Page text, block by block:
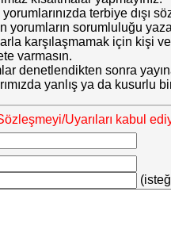
yorumlarınızda terbiye dışı
yorumların sorumluluğu
karşılaşmamak için kişi
varmasın.
denetlendikten sonra
yanlış ya da kusurlu
Uyarıları kabul